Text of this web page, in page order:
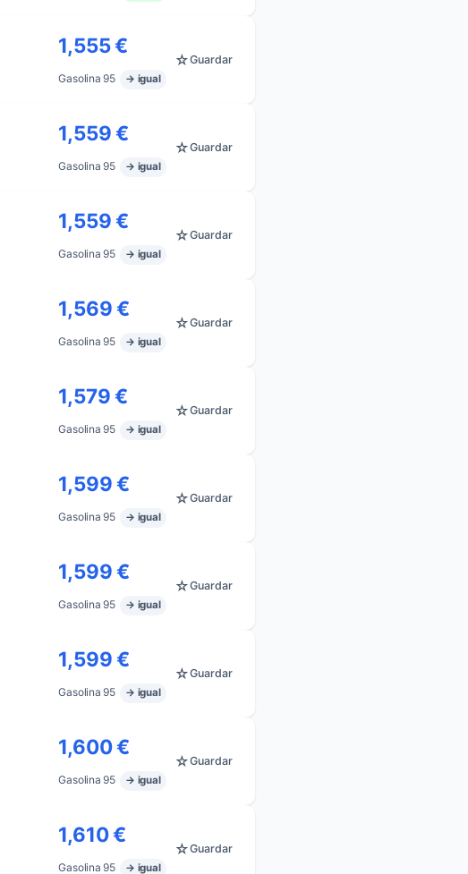
1,555 €
Gasolina 95 → igual
☆Guardar
1,559 €
Gasolina 95 → igual
☆Guardar
1,559 €
Gasolina 95 → igual
☆Guardar
1,569 €
Gasolina 95 → igual
☆Guardar
1,579 €
Gasolina 95 → igual
☆Guardar
1,599 €
Gasolina 95 → igual
☆Guardar
1,599 €
Gasolina 95 → igual
☆Guardar
1,599 €
Gasolina 95 → igual
☆Guardar
1,600 €
Gasolina 95 → igual
☆Guardar
1,610 €
Gasolina 95 → igual
☆Guardar